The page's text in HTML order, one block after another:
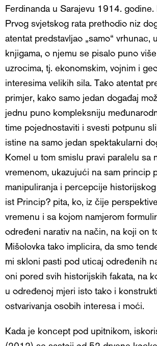
Ferdinanda u Sarajevu 1914. godine.
Prvog svjetskog rata prethodio niz
atentat predstavljao „samo“ vrhunac,
knjigama, o njemu se pisalo puno
uzrocima, tj. ekonomskim, vojnim i
interesima velikih sila. Tako atentat
primjer, kako samo jedan događaj
jednu puno kompleksniju
time pojednostaviti i svesti potpunu
istine na samo jedan spektakularni
Komel u tom smislu pravi paralelu sa
vremenom, ukazujući na sam princip
manipuliranja i percepcije
ist Princip? pita, ko, iz čije
vremenu i sa kojom namjerom
određeni narativ na način, na koji on
Mišolovka tako implicira, da smo
mi skloni pasti pod uticaj određenih
oni pored svih historijskih fakata, na
u određenoj mjeri isto tako i
ostvarivanja osobih interesa i moći.
Kada je koncept pod upitnikom,